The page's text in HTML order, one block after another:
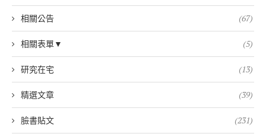
相關公告 (67)
相關表單▼ (5)
研究在宅 (13)
精選文章 (39)
臉書貼文 (231)